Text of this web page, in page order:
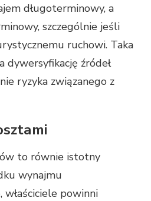
długoterminowy, a
szczególnie jeśli
ruchowi. Taka
dywersyfikację źródeł
ryzyka związanego z
to równie istotny
wynajmu
powinni